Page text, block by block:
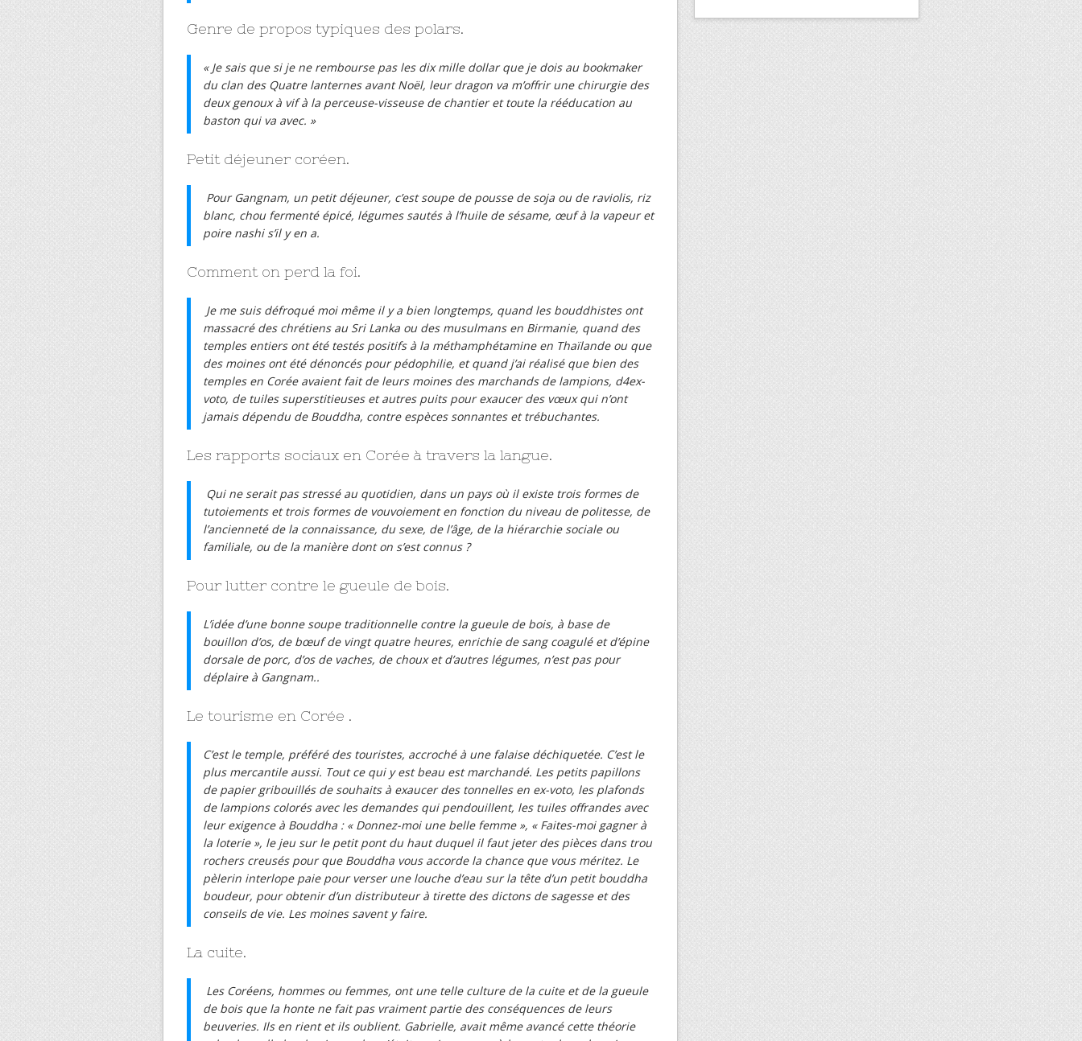
Genre de propos typiques des polars.
« Je sais que si je ne rembourse pas les dix mille dollar que je dois au bookmaker
du clan des Quatre lanternes avant Noël, leur dragon va m’offrir une chirurgie des
deux genoux à vif à la perceuse-visseuse de chantier et toute la rééducation au
baston qui va avec. »
Petit déjeuner coréen.
Pour Gangnam, un petit déjeuner, c’est soupe de pousse de soja ou de raviolis, riz
blanc, chou fermenté épicé, légumes sautés à l’huile de sésame, œuf à la vapeur et
poire nashi s’il y en a.
Comment on perd la foi.
Je me suis défroqué moi même il y a bien longtemps, quand les bouddhistes ont
massacré des chrétiens au Sri Lanka ou des musulmans en Birmanie, quand des
temples entiers ont été testés positifs à la méthamphétamine en Thaïlande ou que
des moines ont été dénoncés pour pédophilie, et quand j’ai réalisé que bien des
temples en Corée avaient fait de leurs moines des marchands de lampions, d4ex-
voto, de tuiles superstitieuses et autres puits pour exaucer des vœux qui n’ont
jamais dépendu de Bouddha, contre espèces sonnantes et trébuchantes.
Les rapports sociaux en Corée à travers la langue.
Qui ne serait pas stressé au quotidien, dans un pays où il existe trois formes de
tutoiements et trois formes de vouvoiement en fonction du niveau de politesse, de
l’ancienneté de la connaissance, du sexe, de l’âge, de la hiérarchie sociale ou
familiale, ou de la manière dont on s’est connus ?
Pour lutter contre le gueule de bois.
L’idée d’une bonne soupe traditionnelle contre la gueule de bois, à base de
bouillon d’os, de bœuf de vingt quatre heures, enrichie de sang coagulé et d’épine
dorsale de porc, d’os de vaches, de choux et d’autres légumes, n’est pas pour
déplaire à Gangnam..
Le tourisme en Corée .
C’est le temple, préféré des touristes, accroché à une falaise déchiquetée. C’est le
plus mercantile aussi. Tout ce qui y est beau est marchandé. Les petits papillons
de papier gribouillés de souhaits à exaucer des tonnelles en ex-voto, les plafonds
de lampions colorés avec les demandes qui pendouillent, les tuiles offrandes avec
leur exigence à Bouddha : « Donnez-moi une belle femme », « Faites-moi gagner à
la loterie », le jeu sur le petit pont du haut duquel il faut jeter des pièces dans trou
rochers creusés pour que Bouddha vous accorde la chance que vous méritez. Le
pèlerin interlope paie pour verser une louche d’eau sur la tête d’un petit bouddha
boudeur, pour obtenir d’un distributeur à tirette des dictons de sagesse et des
conseils de vie. Les moines savent y faire.
La cuite.
Les Coréens, hommes ou femmes, ont une telle culture de la cuite et de la gueule
de bois que la honte ne fait pas vraiment partie des conséquences de leurs
beuveries. Ils en rient et ils oublient. Gabrielle, avait même avancé cette théorie